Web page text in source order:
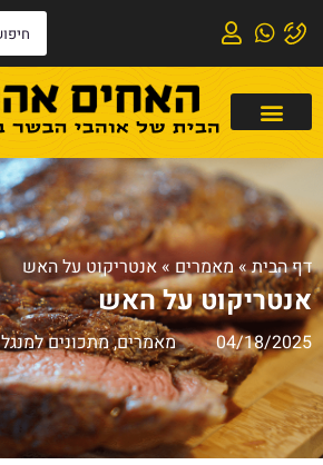
דף הבית»מאמרים»אנטריקוט על האש
אנטריקוט על האש
04/18/2025 מאמרים,מתכונים למנגל